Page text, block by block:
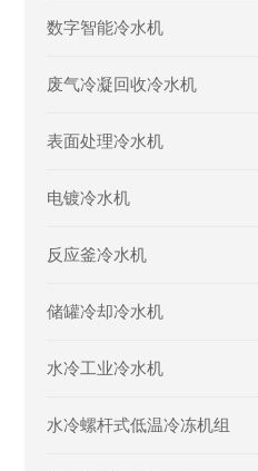
数字智能冷水机
废气冷凝回收冷水机
表面处理冷水机
电镀冷水机
反应釜冷水机
储罐冷却冷水机
水冷工业冷水机
水冷螺杆式低温冷冻机组